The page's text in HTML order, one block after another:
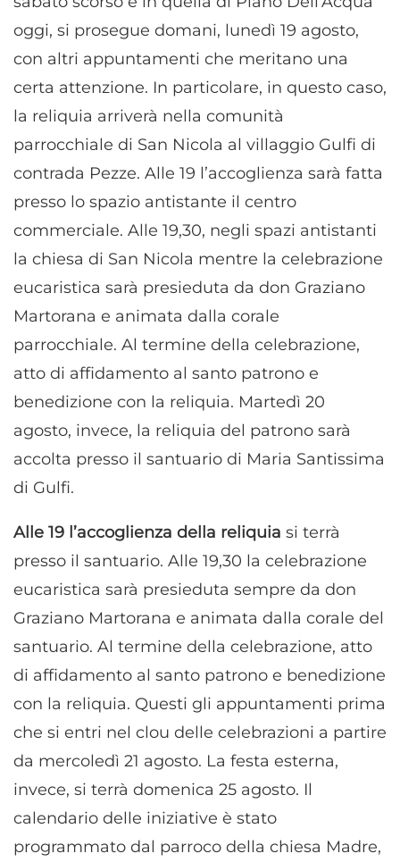
oggi, si prosegue domani, lunedì 19 agosto,
con altri appuntamenti che meritano una
certa attenzione. In particolare, in questo caso,
la reliquia arriverà nella comunità
parrocchiale di San Nicola al villaggio Gulfi di
contrada Pezze. Alle 19 l’accoglienza sarà fatta
presso lo spazio antistante il centro
commerciale. Alle 19,30, negli spazi antistanti
la chiesa di San Nicola mentre la celebrazione
eucaristica sarà presieduta da don Graziano
Martorana e animata dalla corale
parrocchiale. Al termine della celebrazione,
atto di affidamento al santo patrono e
benedizione con la reliquia. Martedì 20
agosto, invece, la reliquia del patrono sarà
accolta presso il santuario di Maria Santissima
di Gulfi.
Alle 19 l’accoglienza della reliquia si terrà
presso il santuario. Alle 19,30 la celebrazione
eucaristica sarà presieduta sempre da don
Graziano Martorana e animata dalla corale del
santuario. Al termine della celebrazione, atto
di affidamento al santo patrono e benedizione
con la reliquia. Questi gli appuntamenti prima
che si entri nel clou delle celebrazioni a partire
da mercoledì 21 agosto. La festa esterna,
invece, si terrà domenica 25 agosto. Il
calendario delle iniziative è stato
programmato dal parroco della chiesa Madre,